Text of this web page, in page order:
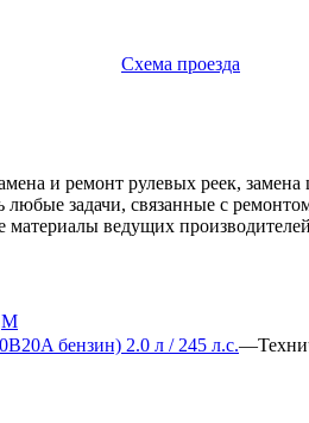
Схема проезда
и ремонт рулевых реек,
любые задачи, связанные с
материалы ведущих
М
бензин) 2.0 л / 245 л.с.—